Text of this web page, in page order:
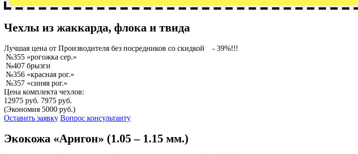
Чехлы из жаккарда, флока и твида
Лучшая цена от Производителя без посредников со скидкой
- 39%!!!
№355 «рогожка сер.»
№407 брызги
№356 «красная рог.»
№357 «синяя рог.»
Цена комплекта чехлов:
12975 руб. 7975 руб.
(Экономия 5000 руб.)
Оставить заявку Вопрос консультанту
Экокожа «Аригон» (1.05 – 1.15 мм.)